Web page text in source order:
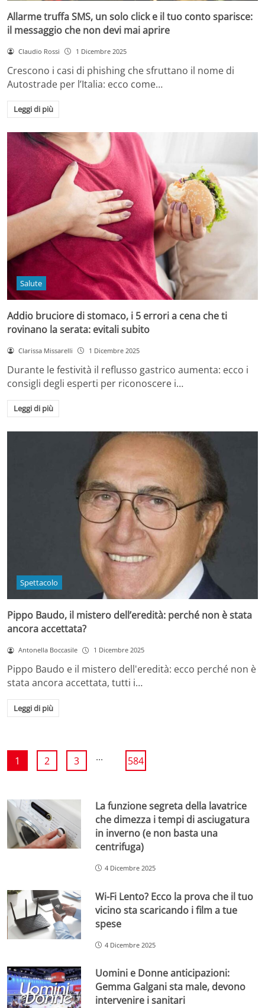
Allarme truffa SMS, un solo click e il tuo conto sparisce:
il messaggio che non devi mai aprire
Claudio Rossi 1 Dicembre 2025
Crescono i casi di phishing che sfruttano il nome di
Autostrade per l’Italia: ecco come…
Leggi di più
Salute
Addio bruciore di stomaco, i 5 errori a cena che ti
rovinano la serata: evitali subito
Clarissa Missarelli 1 Dicembre 2025
Durante le festività il reflusso gastrico aumenta: ecco i
consigli degli esperti per riconoscere i…
Leggi di più
Spettacolo
Pippo Baudo, il mistero dell’eredità: perché non è stata
ancora accettata?
Antonella Boccasile 1 Dicembre 2025
Pippo Baudo e il mistero dell'eredità: ecco perché non è
stata ancora accettata, tutti i…
Leggi di più
1 2 3 ... 584
La funzione segreta della lavatrice
che dimezza i tempi di asciugatura
in inverno (e non basta una
centrifuga)
4 Dicembre 2025
Wi-Fi Lento? Ecco la prova che il tuo
vicino sta scaricando i film a tue
spese
4 Dicembre 2025
Uomini e Donne anticipazioni:
Gemma Galgani sta male, devono
intervenire i sanitari